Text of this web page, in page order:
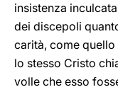
insistenza
dei discepoli
carità, come
lo stesso Cristo
volle che esso